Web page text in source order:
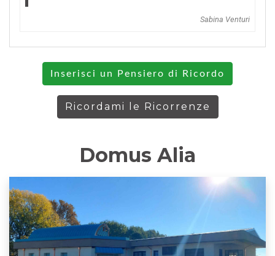
Sabina Venturi
Inserisci un Pensiero di Ricordo
Ricordami le Ricorrenze
Domus Alia